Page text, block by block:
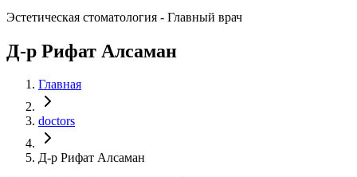
Эстетическая стоматология - Главный врач
Д-р Рифат Алсаман
Главная
doctors
Д-р Рифат Алсаман